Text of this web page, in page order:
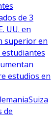
de 3
UU. en
superior en
estudiantes
estudios en
Suiza
de